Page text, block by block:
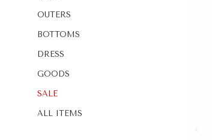
OUTERS
BOTTOMS
DRESS
GOODS
SALE
ALL ITEMS